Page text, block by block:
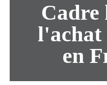
Cadre
l'achat
en